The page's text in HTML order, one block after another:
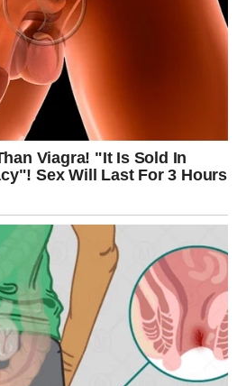
DONOSI ŽIVOT
nije bilo uzalud.
noć i svaki trenutak
da više ne možete dalje
što sada dolazi.
bi vam donijeti mnogo više novca,
što trenutno možete zamisliti.
da konačno živite mirnije,